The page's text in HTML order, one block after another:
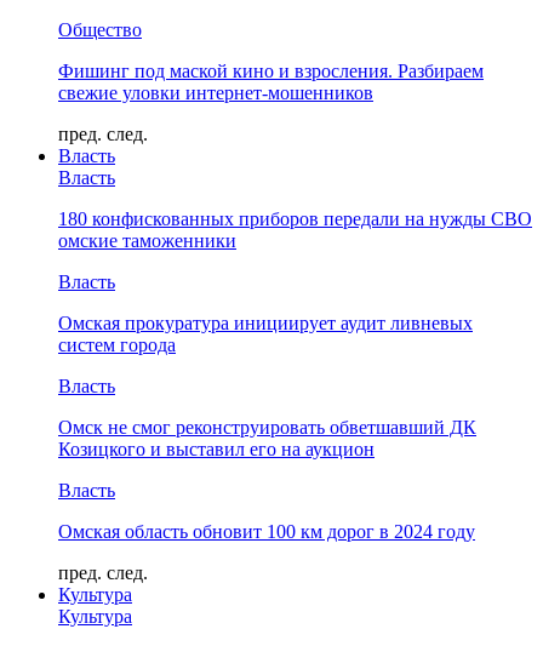
Общество
Фишинг под маской кино и взросления. Разбираем
свежие уловки интернет-мошенников
пред. след.
Власть
Власть
180 конфискованных приборов передали на нужды СВО
омские таможенники
Власть
Омская прокуратура инициирует аудит ливневых
систем города
Власть
Омск не смог реконструировать обветшавший ДК
Козицкого и выставил его на аукцион
Власть
Омская область обновит 100 км дорог в 2024 году
пред. след.
Культура
Культура